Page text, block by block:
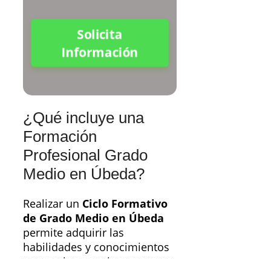
Solicita
Información
¿Qué incluye una
Formación
Profesional Grado
Medio en Úbeda?
Realizar un Ciclo Formativo
de Grado Medio en Úbeda
permite adquirir las
habilidades y conocimientos